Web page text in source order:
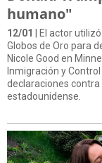
humano"
12/01
| El actor
Globos de Oro para
Nicole Good en
Inmigración y
declaraciones
estadounidense.